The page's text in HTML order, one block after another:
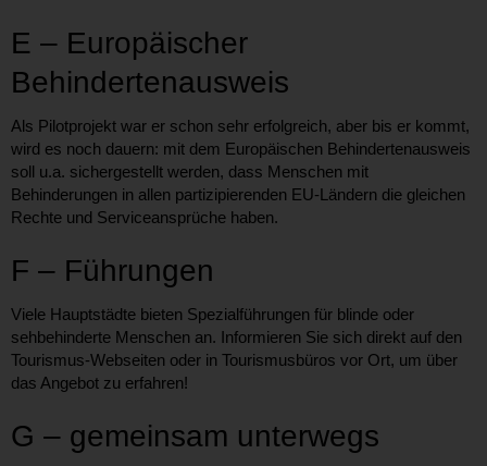
E – Europäischer
Behindertenausweis
Als Pilotprojekt war er schon sehr erfolgreich, aber bis er kommt,
wird es noch dauern: mit dem Europäischen Behindertenausweis
soll u.a. sichergestellt werden, dass Menschen mit
Behinderungen in allen partizipierenden EU-Ländern die gleichen
Rechte und Serviceansprüche haben.
F – Führungen
Viele Hauptstädte bieten Spezialführungen für blinde oder
sehbehinderte Menschen an. Informieren Sie sich direkt auf den
Tourismus-Webseiten oder in Tourismusbüros vor Ort, um über
das Angebot zu erfahren!
G – gemeinsam unterwegs